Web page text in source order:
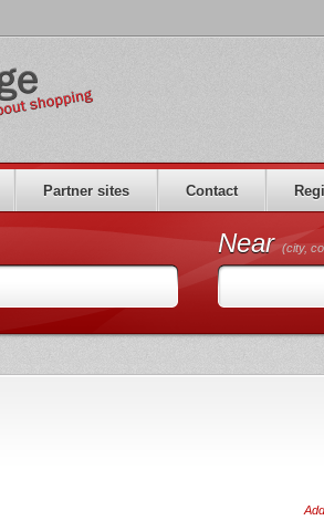
Partner sites Contact
Near(city,